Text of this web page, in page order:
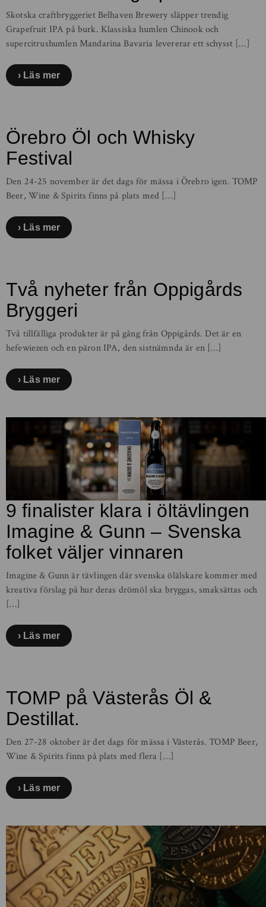
Skotska craftbryggeriet Belhaven Brewery släpper trendig
Grapefruit IPA på burk. Klassiska humlen Chinook och
supercitrushumlen Mandarina Bavaria levererar ett schysst […]
Läs mer
Örebro Öl och Whisky
Festival
Den 24-25 november är det dags för mässa i Örebro igen. TOMP
Beer, Wine & Spirits finns på plats med […]
Läs mer
Två nyheter från Oppigårds
Bryggeri
Två tillfälliga produkter är på gång från Oppigårds. Det är en
hefewiezen och en päron IPA, den sistnämnda är en […]
Läs mer
9 finalister klara i öltävlingen
Imagine & Gunn – Svenska
folket väljer vinnaren
Imagine & Gunn är tävlingen där svenska ölälskare kommer med
kreativa förslag på hur deras drömöl ska bryggas, smaksättas och
[…]
Läs mer
TOMP på Västerås Öl &
Destillat.
Den 27-28 oktober är det dags för mässa i Västerås. TOMP Beer,
Wine & Spirits finns på plats med flera […]
Läs mer